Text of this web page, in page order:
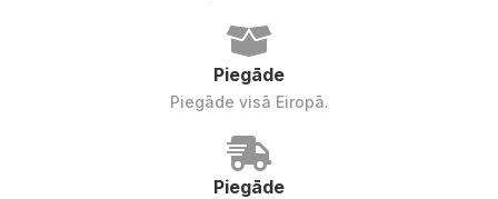
Piegāde
Piegāde visā Eiropā.
Piegāde